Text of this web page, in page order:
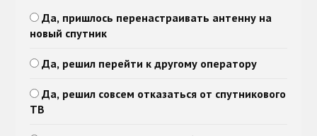
Да, пришлось перенастраивать антенну на
новый спутник
Да, решил перейти к другому оператору
Да, решил совсем отказаться от спутникового
ТВ